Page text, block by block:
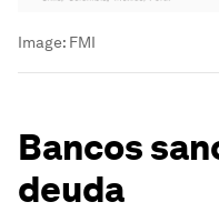
Image: FMI
Bancos
deuda